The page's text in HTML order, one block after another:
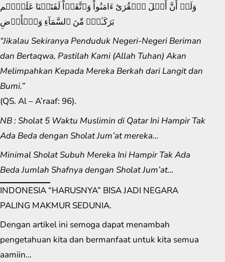
وَلَوۡ أَنَّ أَهۡلَ ٱلۡقُرَىٰٓ ءَامَنُواْ وَٱتَّقَوۡاْ لَفَتَحۡنَا عَلَيۡہِم
بَرَكَـٰتٍ۬ مِّنَ ٱلسَّمَآءِ وَٱلۡأَرۡضِ
“Jikalau Sekiranya Penduduk Negeri-Negeri Beriman
dan Bertaqwa, Pastilah Kami (Allah Tuhan) Akan
Melimpahkan Kepada Mereka Berkah dari Langit dan
Bumi.”
(QS. Al – A’raaf: 96).
NB : Sholat 5 Waktu Muslimin di Qatar Ini Hampir Tak
Ada Beda dengan Sholat Jum’at mereka…
Minimal Sholat Subuh Mereka Ini Hampir Tak Ada
Beda Jumlah Shafnya dengan Sholat Jum’at…
INDONESIA “HARUSNYA” BISA JADI NEGARA
PALING MAKMUR SEDUNIA.
Dengan artikel ini semoga dapat menambah
pengetahuan kita dan bermanfaat untuk kita semua
aamiin…